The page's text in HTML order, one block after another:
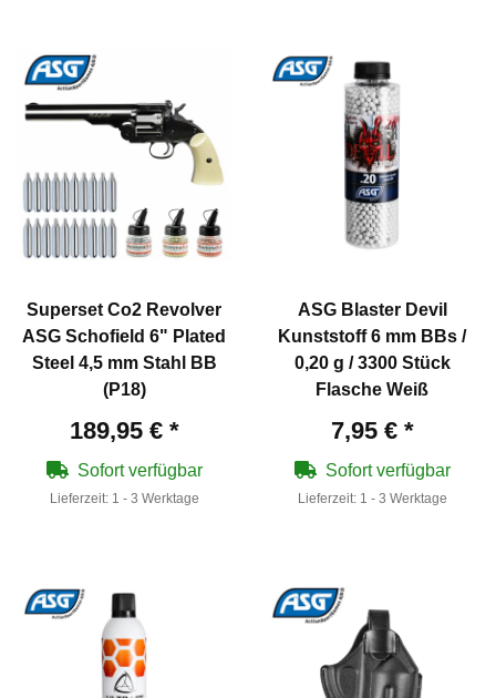
Superset Co2 Revolver
ASG Schofield 6" Plated
Steel 4,5 mm Stahl BB
(P18)
189,95 € *
Sofort verfügbar
Lieferzeit: 1 - 3 Werktage
ASG Blaster Devil
Kunststoff 6 mm BBs /
0,20 g / 3300 Stück
Flasche Weiß
7,95 € *
Sofort verfügbar
Lieferzeit: 1 - 3 Werktage